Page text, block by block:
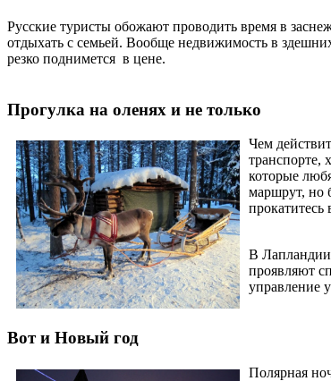
Русские туристы обожают проводить время в
отдыхать с семьей. Вообще недвижимость в
резко поднимется в цене.
Прогулка на оленях и не только
Чем
транспорте,
которые
маршрут, но
В Лапландии
проявляют
управление
Вот и Новый год
Полярная